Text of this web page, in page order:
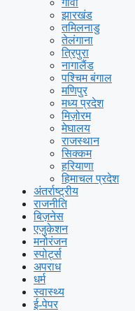
गोवा
झारखंड
तमिलनाडु
तेलंगाना
त्रिपुरा
नागालैंड
पश्चिम बंगाल
मणिपुर
मध्य प्रदेश
मिज़ोरम
मेघालय
राजस्थान
सिक्कम
हरियाणा
हिमाचल प्रदेश
अंतर्राष्ट्रीय
राजनीति
बिज़नेस
एजुकेशन
मनोरंजन
स्पोर्ट्स
अपराध
धर्म
स्वास्थ्य
ई-पेपर